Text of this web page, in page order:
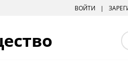
ВОЙТИ